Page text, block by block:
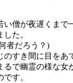
僧が夜遅くまで
た。
者だろう？)
すき間に目をあ
で幽霊の様な女
す。